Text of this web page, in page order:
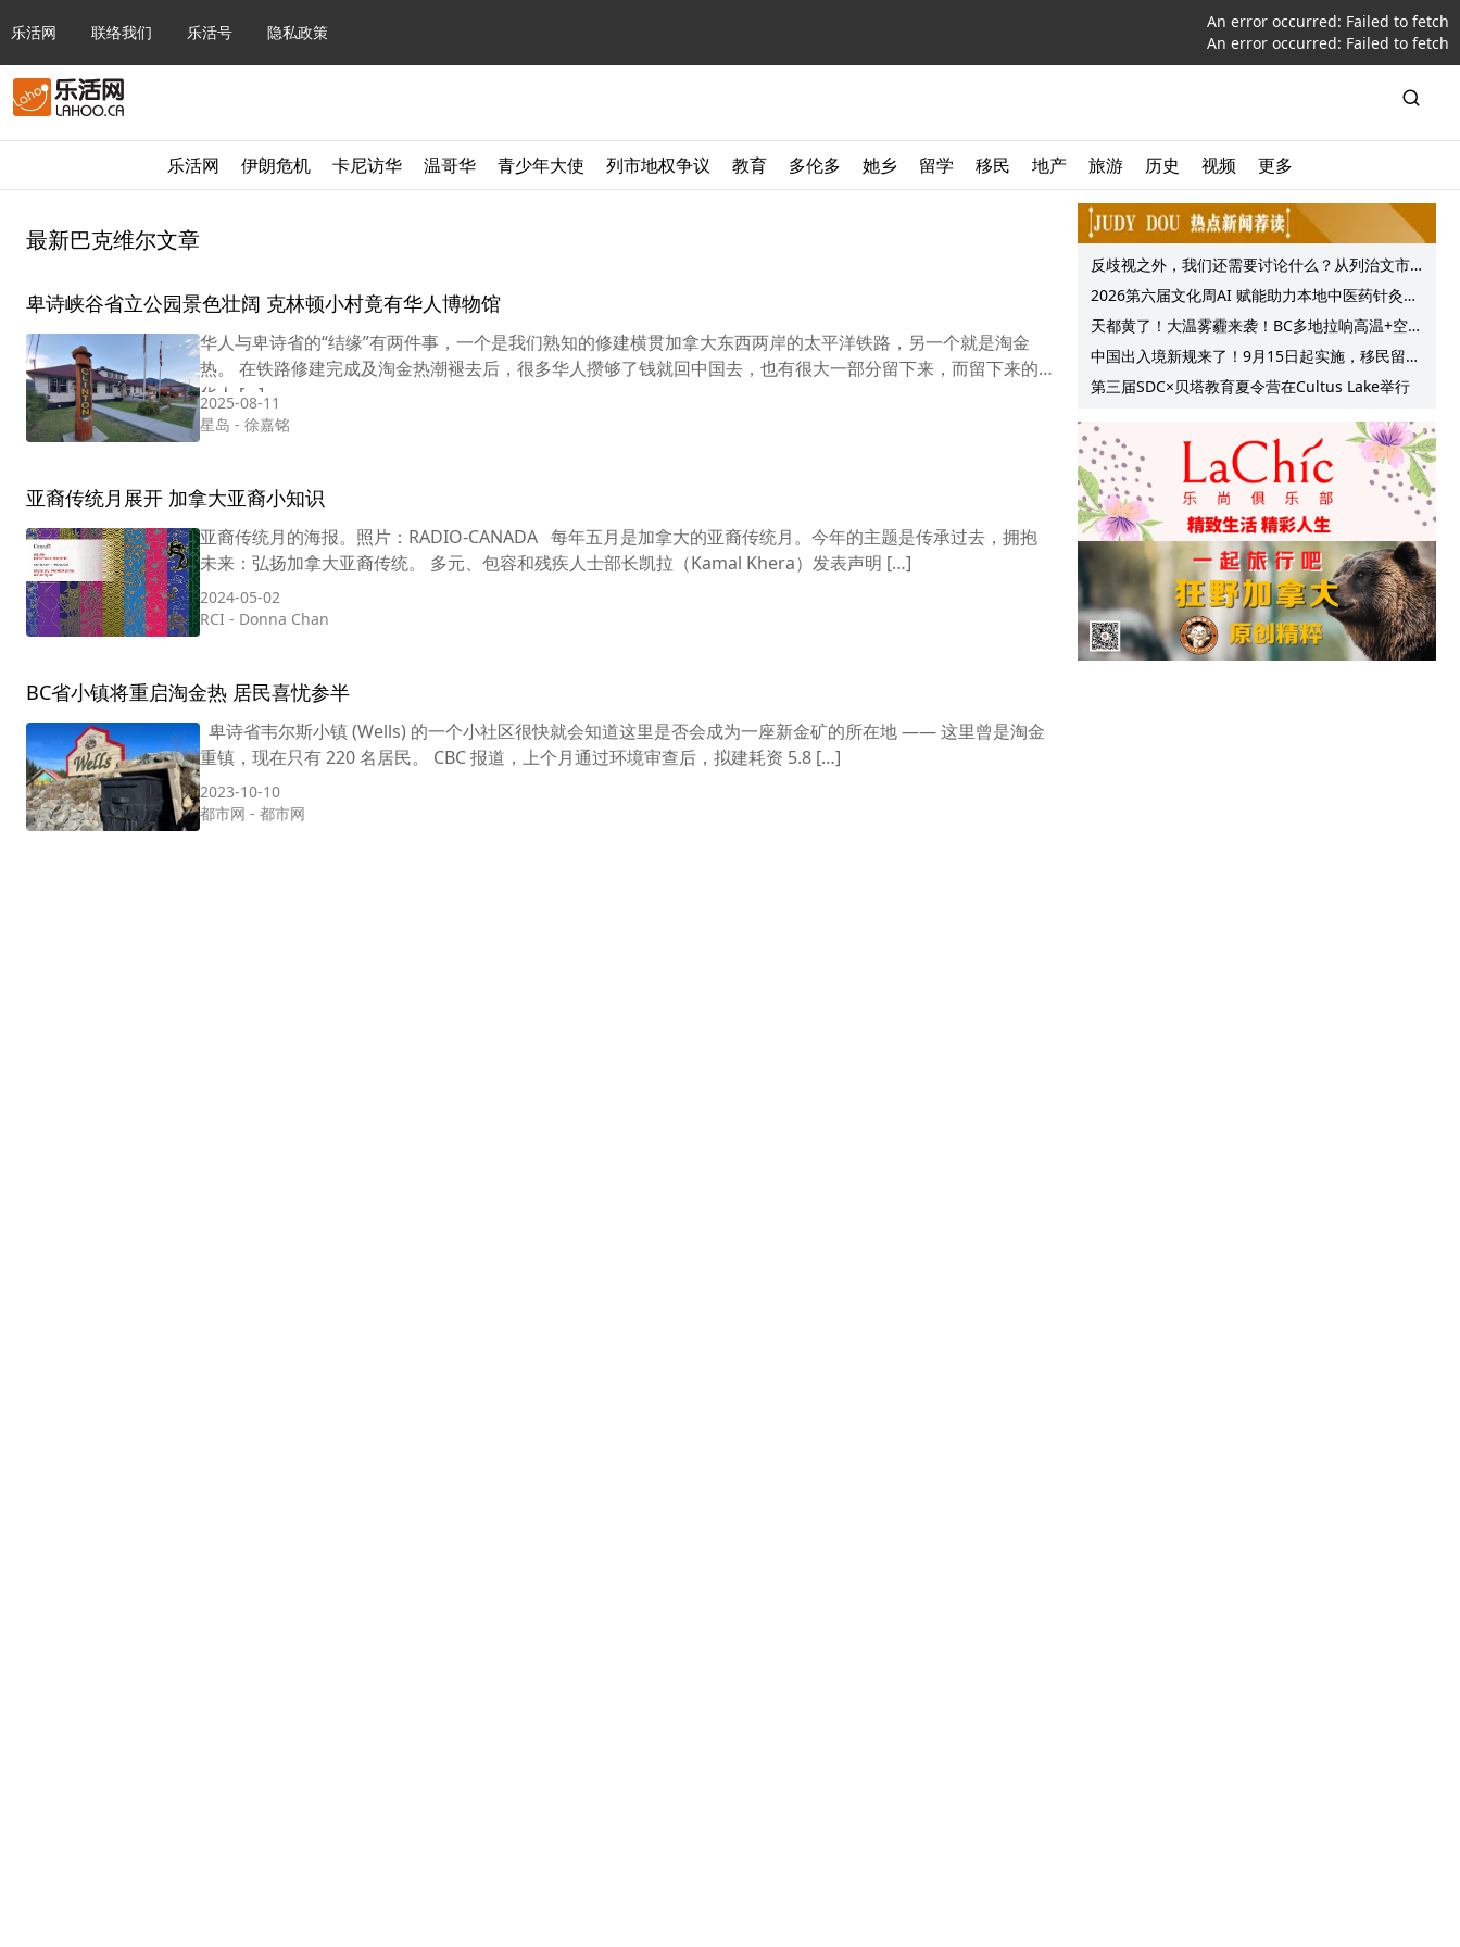
乐活网 联络我们 乐活号 隐私政策
An error occurred: Failed to fetch
An error occurred: Failed to fetch
乐活网 伊朗危机 卡尼访华 温哥华 青少年大使 列市地权争议 教育 多伦多 她乡 留学 移民 地产 旅游 历史 视频 更多
最新巴克维尔文章
卑诗峡谷省立公园景色壮阔 克林顿小村竟有华人博物馆
华人与卑诗省的“结缘”有两件事，一个是我们熟知的修建横贯加拿大东西两岸的太平洋铁路，另一个就是淘金
热。 在铁路修建完成及淘金热潮褪去后，很多华人攒够了钱就回中国去，也有很大一部分留下来，而留下来的
华人 […]
2025-08-11
星岛 - 徐嘉铭
亚裔传统月展开 加拿大亚裔小知识
亚裔传统月的海报。照片：RADIO-CANADA 每年五月是加拿大的亚裔传统月。今年的主题是传承过去，拥抱
未来：弘扬加拿大亚裔传统。 多元、包容和残疾人士部长凯拉（Kamal Khera）发表声明 […]
2024-05-02
RCI - Donna Chan
BC省小镇将重启淘金热 居民喜忧参半
卑诗省韦尔斯小镇 (Wells) 的一个小社区很快就会知道这里是否会成为一座新金矿的所在地 —— 这里曾是淘金
重镇，现在只有 220 名居民。 CBC 报道，上个月通过环境审查后，拟建耗资 5.8 […]
2023-10-10
都市网 - 都市网
反歧视之外，我们还需要讨论什么？从列治文市
议会一项动议谈起
2026第六届文化周AI 赋能助力本地中医药针灸服
务提质升级
天都黄了！大温雾霾来袭！BC多地拉响高温+空气
质量预警 最高可达35°C！
中国出入境新规来了！9月15日起实施，移民留学
中介迎来最强监管！
第三届SDC×贝塔教育夏令营在Cultus Lake举行